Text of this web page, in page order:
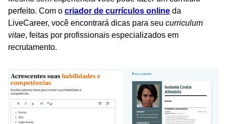
perfeito. Com o criador de currículos online da
LiveCareer, você encontrará dicas para seu curriculum
vitae, feitas por profissionais especializados em
recrutamento.